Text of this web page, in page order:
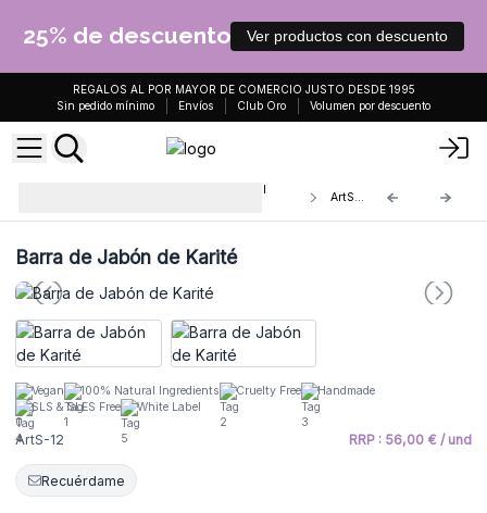
25% de descuento Ver productos con descuento
REGALOS AL POR MAYOR DE COMERCIO JUSTO DESDE 1995
Sin pedido mínimo
Envíos Club Oro Volumen por descuento
Jabón Artesanal con Aceite Vegetal
ArtS-12
Barra de Jabón de Karité
Vegan 100% Natural Ingredients Cruelty Free
Handmade
SLS & SLES Free
White Label
ArtS-12 RRP : 56,00 € / und
Recuérdame